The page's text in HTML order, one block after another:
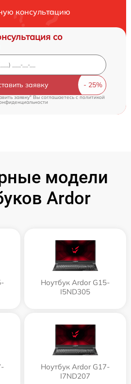
консультацию
со
заявку
заявку" Вы соглашаетесь cполитикой
модели
Ardor
Ноутбук Ardor G15-
I5ND305
Ноутбук Ardor G17-
I7ND207